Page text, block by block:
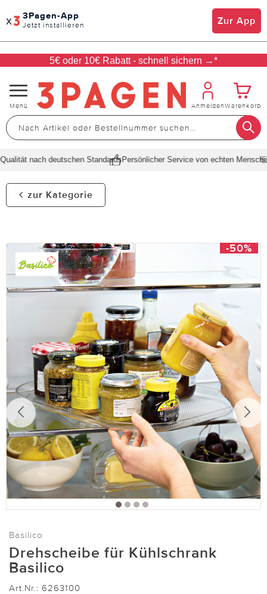
x 3Pagen-App
Jetzt installieren Zur App
5€ oder 10€ Rabatt - schnell sichern →*
Navigation
umschalten
Menü AnmeldenWarenkorb
nach deutschen StandardsPersönlicher Service von echten Menschen
zur Kategorie
-50%
Basilico
Drehscheibe für Kühlschrank
Basilico
Art.Nr.: 6263100